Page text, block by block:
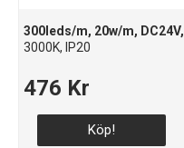
300leds/m, 20w/m, DC24V,
3000K, IP20
476 Kr
Köp!